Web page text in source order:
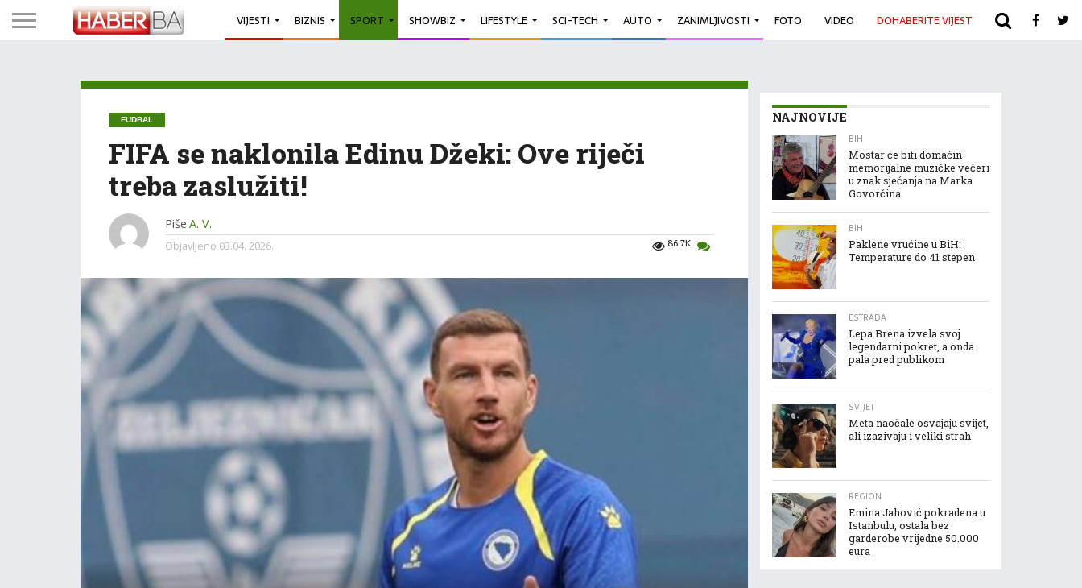
VIJESTI BIZNIS SPORT SHOWBIZ LIFESTYLE SCI-TECH AUTO ZANIMLJIVOSTI FOTO VIDEO DOHABERITE VIJEST ARHIVA
FUDBAL
FIFA se naklonila Edinu Džeki: Ove riječi
treba zaslužiti!
Piše A. V.
86.7K
Objavljeno 03.04. 2026.
NAJNOVIJE
BIH
Mostar će biti domaćin
memorijalne muzičke večeri
u znak sjećanja na Marka
Govorčina
BIH
Paklene vrućine u BiH:
Temperature do 41 stepen
ESTRADA
Lepa Brena izvela svoj
legendarni pokret, a onda
pala pred publikom
SVIJET
Meta naočale osvajaju svijet,
ali izazivaju i veliki strah
REGION
Emina Jahović pokradena u
Istanbulu, ostala bez
garderobe vrijedne 50.000
eura